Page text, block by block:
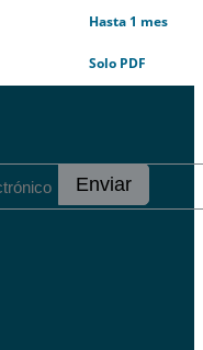
Hasta 1 mes
Solo PDF
Enviar